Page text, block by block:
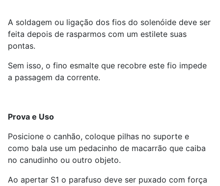
A soldagem ou ligação dos fios do solenóide deve ser
feita depois de rasparmos com um estilete suas
pontas.
Sem isso, o fino esmalte que recobre este fio impede
a passagem da corrente.
Prova e Uso
Posicione o canhão, coloque pilhas no suporte e
como bala use um pedacinho de macarrão que caiba
no canudinho ou outro objeto.
Ao apertar S1 o parafuso deve ser puxado com força